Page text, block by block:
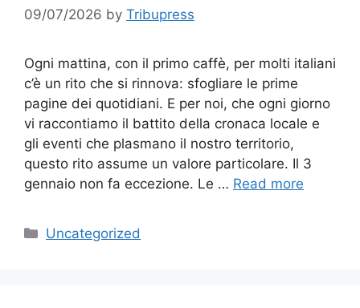
09/07/2026 by Tribupress
Ogni mattina, con il primo caffè, per molti italiani
c’è un rito che si rinnova: sfogliare le prime
pagine dei quotidiani. E per noi, che ogni giorno
vi raccontiamo il battito della cronaca locale e
gli eventi che plasmano il nostro territorio,
questo rito assume un valore particolare. Il 3
gennaio non fa eccezione. Le … Read more
Categories
Uncategorized